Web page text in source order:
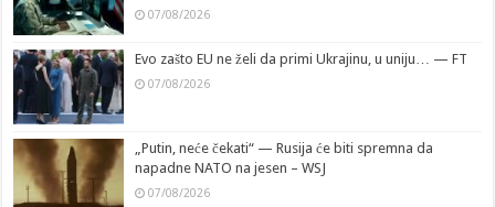
07/08/2026
Evo zašto EU ne želi da primi Ukrajinu, u uniju… — FT
07/08/2026
„Putin, neće čekati“ — Rusija će biti spremna da
napadne NATO na jesen – WSJ
07/08/2026